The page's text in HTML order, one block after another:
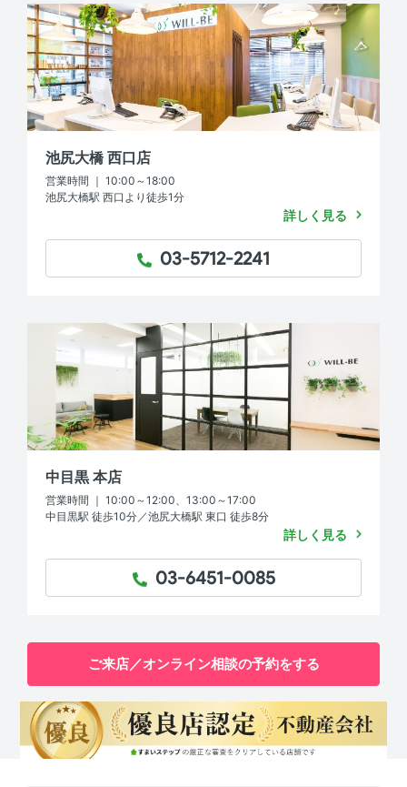
池尻大橋 西口店
営業時間 ｜ 10:00～18:00
池尻大橋駅 西口より徒歩1分
TEL：
03-5712-2241
詳しく見る
中目黒 本店
営業時間 ｜ 10:00～12:00、13:00～17:00
中目黒駅 徒歩10分／池尻大橋駅 東口 徒歩8分
TEL：
03-6451-0085
詳しく見る
ご来店／オンライン相談の予約をする